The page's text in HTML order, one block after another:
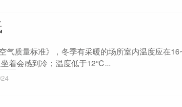
气质量标准》，冬季有采暖的场所室内温度应在
着会感到冷；温度低于12℃...